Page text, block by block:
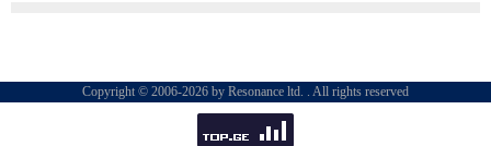
Copyright © 2006-2026 by Resonance ltd. . All rights reserved